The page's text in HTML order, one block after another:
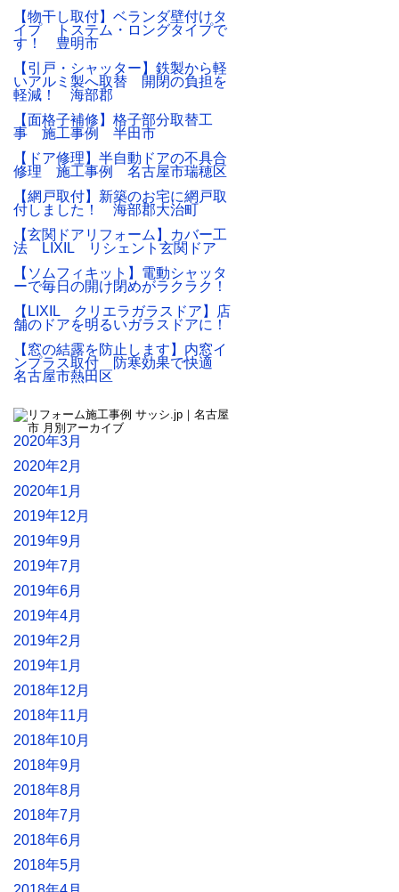
【物干し取付】ベランダ壁付けタ
イプ トステム・ロングタイプで
す！ 豊明市
【引戸・シャッター】鉄製から軽
いアルミ製へ取替 開閉の負担を
軽減！ 海部郡
【面格子補修】格子部分取替工
事 施工事例 半田市
【ドア修理】半自動ドアの不具合
修理 施工事例 名古屋市瑞穂区
【網戸取付】新築のお宅に網戸取
付しました！ 海部郡大治町
【玄関ドアリフォーム】カバー工
法 LIXIL リシェント玄関ドア
【ソムフィキット】電動シャッタ
ーで毎日の開け閉めがラクラク！
【LIXIL クリエラガラスドア】店
舗のドアを明るいガラスドアに！
【窓の結露を防止します】内窓イ
ンプラス取付 防寒効果で快適
名古屋市熱田区
2020年3月
2020年2月
2020年1月
2019年12月
2019年9月
2019年7月
2019年6月
2019年4月
2019年2月
2019年1月
2018年12月
2018年11月
2018年10月
2018年9月
2018年8月
2018年7月
2018年6月
2018年5月